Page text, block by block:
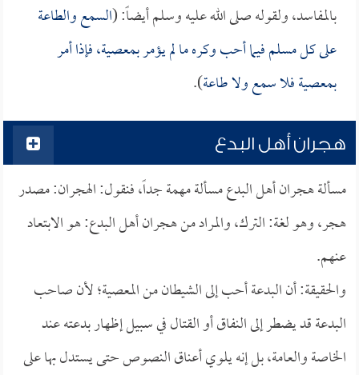
بالمفاسد، ولقوله صلى الله عليه وسلم أيضاً: (السمع والطاعة
على كل مسلم فيما أحب وكره ما لم يؤمر بمعصية، فإذا أمر
بمعصية فلا سمع ولا طاعة).
هجران أهل البدع
مسألة هجران أهل البدع مسألة مهمة جداً، فنقول: الهجران: مصدر
هجر، وهو لغة: الترك، والمراد من هجران أهل البدع: هو الابتعاد
عنهم.
والحقيقة: أن البدعة أحب إلى الشيطان من المعصية؛ لأن صاحب
البدعة قد يضطر إلى النفاق أو القتال في سبيل إظهار بدعته عند
الخاصة والعامة، بل إنه يلوي أعناق النصوص حتى يستدل بها على